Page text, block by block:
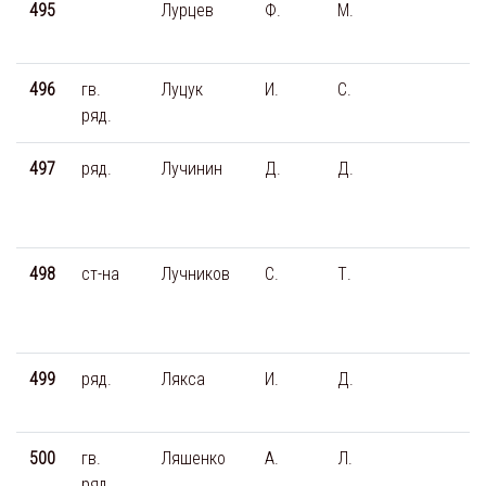
495 Лурцев Ф. М.
496
гв.
ряд.
Луцук И. С.
497 ряд. Лучинин Д. Д.
498 ст-на Лучников С. Т.
499 ряд. Лякса И. Д.
500
гв.
Ляшенко А. Л.